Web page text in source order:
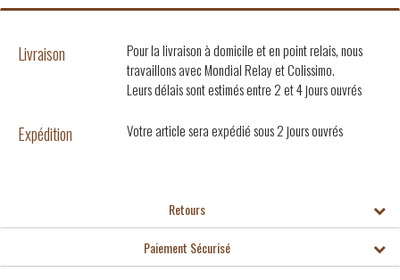
Livraison
Pour la livraison à domicile et en point relais, nous
travaillons avec Mondial Relay et Colissimo.
Leurs délais sont estimés entre 2 et 4 jours ouvrés
Expédition Votre article sera expédié sous 2 jours ouvrés
Retours
Paiement Sécurisé